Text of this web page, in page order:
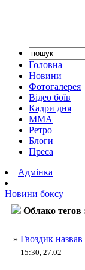
Головна
Новини
Фотогалерея
Відео боїв
Кадри дня
ММА
Ретро
Блоги
Преса
Адмінка
Новини боксу
Облако тегов
» Гвоздик назвав
15:30, 27.02